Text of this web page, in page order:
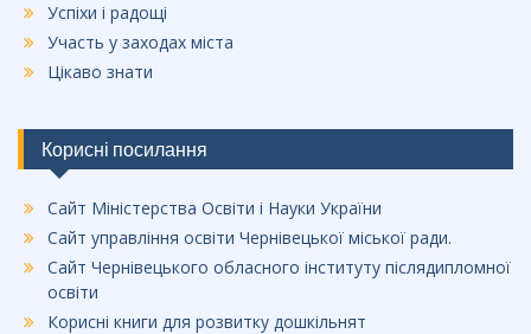
Успіхи і радощі
Участь у заходах міста
Цікаво знати
Корисні посилання
Сайт Міністерства Освіти і Науки України
Сайт управління освіти Чернівецької міської ради.
Сайт Чернівецького обласного інституту післядипломної
освіти
Корисні книги для розвитку дошкільнят